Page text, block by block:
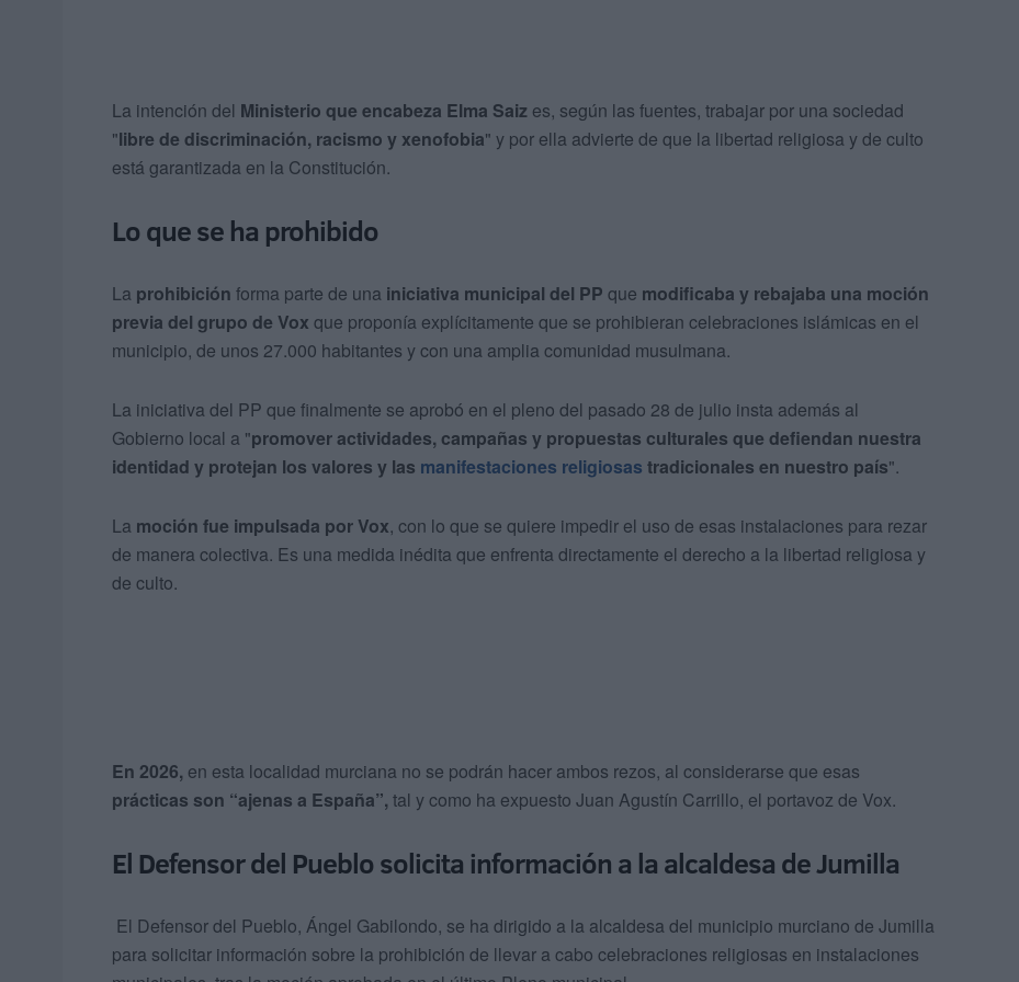
La intención del Ministerio que encabeza Elma Saiz es, según las fuentes, trabajar por una sociedad
"libre de discriminación, racismo y xenofobia" y por ella advierte de que la libertad religiosa y de culto
está garantizada en la Constitución.
Lo que se ha prohibido
La prohibición forma parte de una iniciativa municipal del PP que modificaba y rebajaba una moción
previa del grupo de Vox que proponía explícitamente que se prohibieran celebraciones islámicas en el
municipio, de unos 27.000 habitantes y con una amplia comunidad musulmana.
La iniciativa del PP que finalmente se aprobó en el pleno del pasado 28 de julio insta además al
Gobierno local a "promover actividades, campañas y propuestas culturales que defiendan nuestra
identidad y protejan los valores y las manifestaciones religiosas tradicionales en nuestro país".
La moción fue impulsada por Vox, con lo que se quiere impedir el uso de esas instalaciones para rezar
de manera colectiva. Es una medida inédita que enfrenta directamente el derecho a la libertad religiosa y
de culto.
En 2026, en esta localidad murciana no se podrán hacer ambos rezos, al considerarse que esas
prácticas son “ajenas a España”, tal y como ha expuesto Juan Agustín Carrillo, el portavoz de Vox.
El Defensor del Pueblo solicita información a la alcaldesa de Jumilla
El Defensor del Pueblo, Ángel Gabilondo, se ha dirigido a la alcaldesa del municipio murciano de Jumilla
para solicitar información sobre la prohibición de llevar a cabo celebraciones religiosas en instalaciones